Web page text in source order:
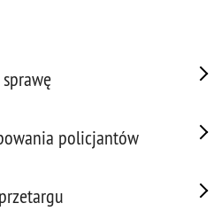
policjantów